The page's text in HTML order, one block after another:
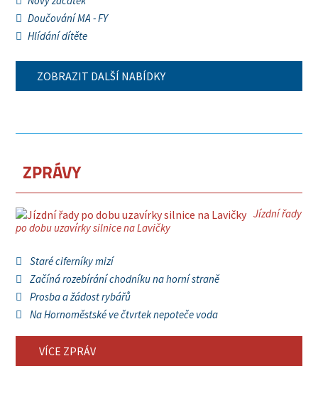
Doučování MA - FY
Hlídání dítěte
ZOBRAZIT DALŠÍ NABÍDKY
ZPRÁVY
Jízdní řady
po dobu uzavírky silnice na Lavičky
Staré ciferníky mizí
Začíná rozebírání chodníku na horní straně
Prosba a žádost rybářů
Na Hornoměstské ve čtvrtek nepoteče voda
VÍCE ZPRÁV